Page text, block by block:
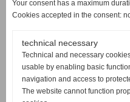
Registered in the Register
Your consent has a maximum
Cookies accepted in the consent:
technical necessary
Technical and necessary
usable by enabling basic
navigation and access to
The website cannot function